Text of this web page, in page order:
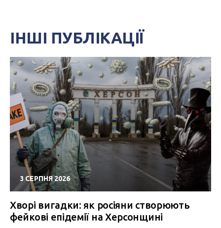
ІНШІ ПУБЛІКАЦІЇ
3 СЕРПНЯ 2026
Хворі вигадки: як росіяни створюють
фейкові епідемії на Херсонщині